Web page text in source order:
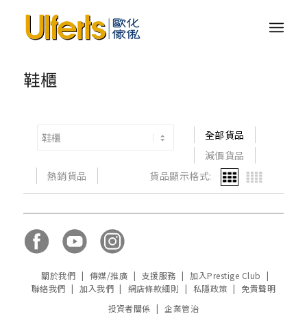
鞋櫃
全部貨品
減價貨品
熱銷貨品
貨品顯示格式:
關於我們 | 傳媒/推廣 | 支援服務 | 加入Prestige Club
|
聯絡我們 | 加入我們 | 網店條款細則 | 私隱政策 |
免責聲明
投資者關係
| 企業管治